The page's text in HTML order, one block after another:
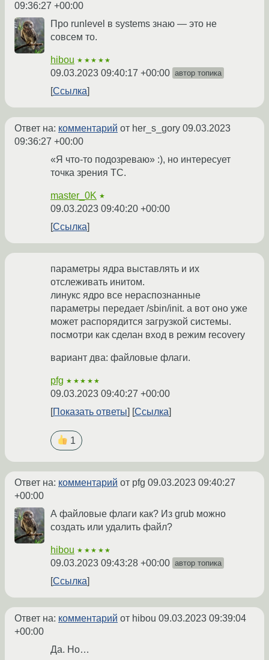
09:36:27 +00:00
Про runlevel в systems знаю — это не
совсем то.
hibou ★★★★★
09.03.2023 09:40:17 +00:00 автор топика
Ссылка
Ответ на: комментарий от her_s_gory 09.03.2023
09:36:27 +00:00
«Я что-то подозреваю» :), но интересует
точка зрения ТС.
master_0K ★
09.03.2023 09:40:20 +00:00
Ссылка
параметры ядра выставлять и их
отслеживать инитом.
линукс ядро все нераспознанные
параметры передает /sbin/init. а вот оно уже
может распорядится загрузкой системы.
посмотри как сделан вход в режим recovery
вариант два: файловые флаги.
pfg ★★★★★
09.03.2023 09:40:27 +00:00
Показать ответы
Ссылка
1
Ответ на: комментарий от pfg 09.03.2023 09:40:27
+00:00
А файловые флаги как? Из grub можно
создать или удалить файл?
hibou ★★★★★
09.03.2023 09:43:28 +00:00 автор топика
Ссылка
Ответ на: комментарий от hibou 09.03.2023 09:39:04
+00:00
Да. Но…